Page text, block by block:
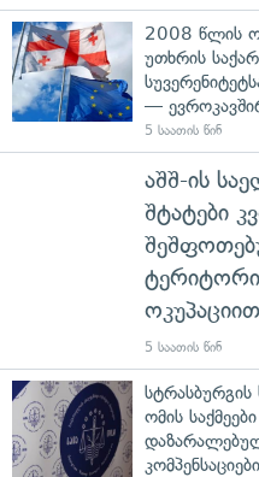
2008 წლის
უთხრის
—
5 საათის წინ
აშშ-ის
შტატები
ოკუპაციით
5 საათის წინ
ომის